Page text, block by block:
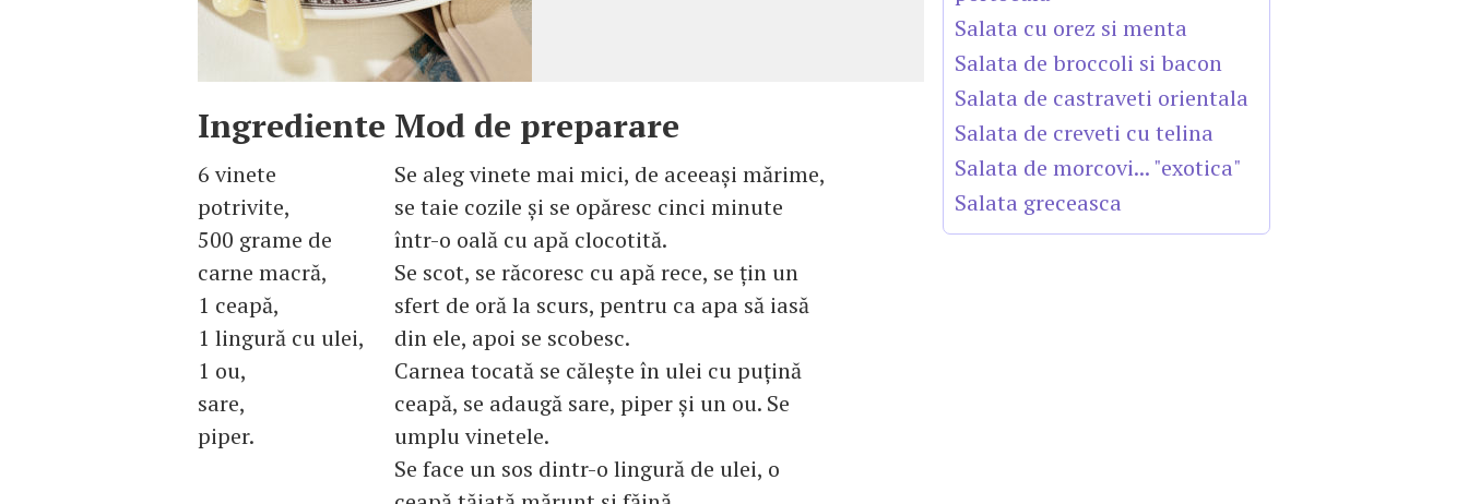
Ingrediente
6 vinete
potrivite,
500 grame de
carne macră,
1 ceapă,
1 lingură cu ulei,
1 ou,
sare,
piper.
Mod de preparare
Se aleg vinete mai mici, de aceeaşi mărime,
se taie cozile şi se opăresc cinci minute
într-o oală cu apă clocotită.
Se scot, se răcoresc cu apă rece, se ţin un
sfert de oră la scurs, pentru ca apa să iasă
din ele, apoi se scobesc.
Carnea tocată se căleşte în ulei cu puţină
ceapă, se adaugă sare, piper şi un ou. Se
umplu vinetele.
Se face un sos dintr-o lingură de ulei, o
Salata cu orez si menta
Salata de broccoli si bacon
Salata de castraveti orientala
Salata de creveti cu telina
Salata de morcovi... "exotica"
Salata greceasca